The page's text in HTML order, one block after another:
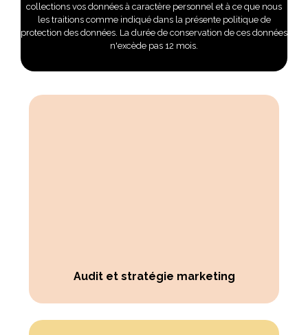
collections vos données à caractère personnel et à ce que nous
les traitions comme indiqué dans la présente politique de
protection des données. La durée de conservation de ces données
n'excède pas 12 mois.
Audit et stratégie marketing